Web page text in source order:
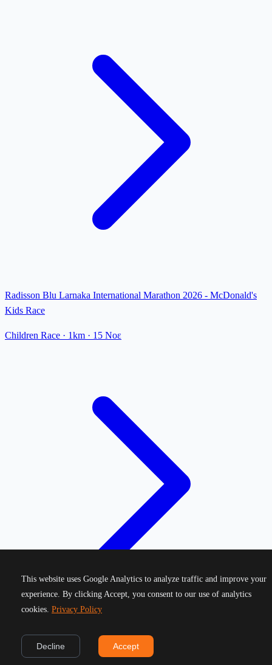
Radisson Blu Larnaka International Marathon 2026 - McDonald's
Kids Race
Children Race · 1km · 15 Νοε
2026Greek Running Events. All rights reserved.
This website uses Google Analytics to analyze traffic and improve your
experience. By clicking Accept, you consent to our use of analytics
cookies. Privacy Policy
Decline Accept